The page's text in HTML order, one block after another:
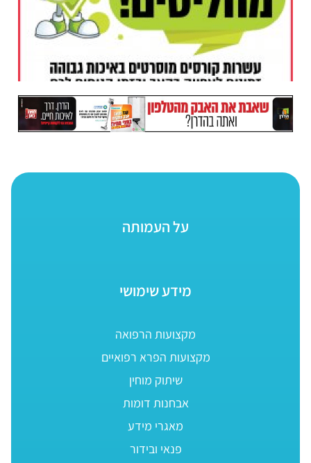
על העמותה
מידע שימושי
מקצועות הרפואה
מקצועות הפרא רפואיים
שיתוק מוחין
אבחנות דומות
מאגרי מידע
פנאי ובידור